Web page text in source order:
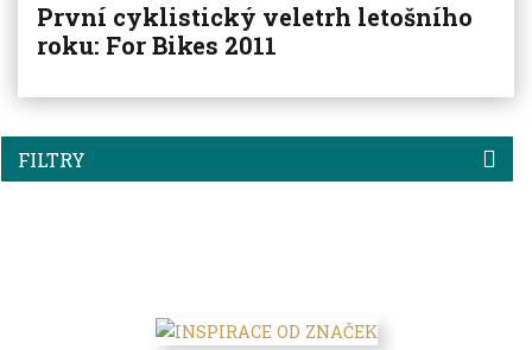
FILTRY
První cyklistický veletrh letošního
roku: For Bikes 2011